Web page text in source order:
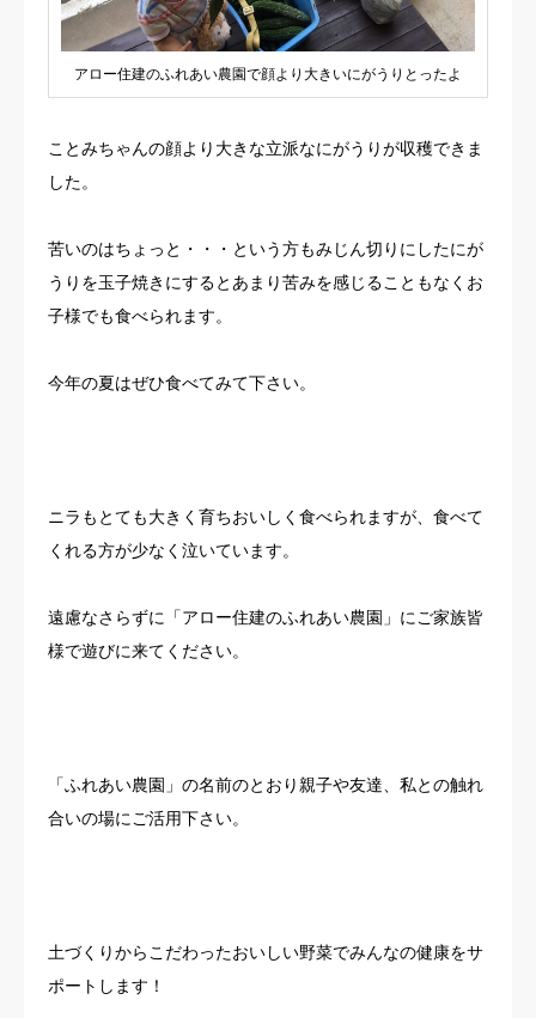
アロー住建のふれあい農園で顔より大きいにがうりとったよ
ことみちゃんの顔より大きな立派なにがうりが収穫できま
した。
苦いのはちょっと・・・という方もみじん切りにしたにが
うりを玉子焼きにするとあまり苦みを感じることもなくお
子様でも食べられます。
今年の夏はぜひ食べてみて下さい。
ニラもとても大きく育ちおいしく食べられますが、食べて
くれる方が少なく泣いています。
遠慮なさらずに「アロー住建のふれあい農園」にご家族皆
様で遊びに来てください。
「ふれあい農園」の名前のとおり親子や友達、私との触れ
合いの場にご活用下さい。
土づくりからこだわったおいしい野菜でみんなの健康をサ
ポートします！